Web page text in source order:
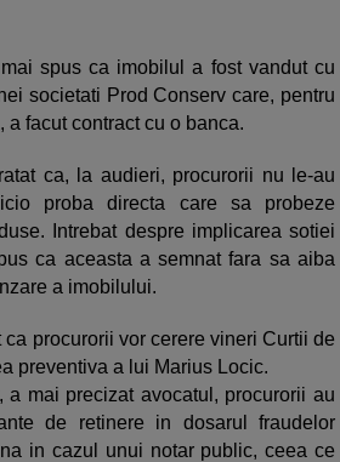
spus ca imobilul a fost vandut cu
societati Prod Conserv care, pentru
facut contract cu o banca.
ca, la audieri, procurorii nu le-au
proba directa care sa probeze
Intrebat despre implicarea sotiei
ca aceasta a semnat fara sa aiba
a imobilului.
procurorii vor cerere vineri Curtii de
preventiva a lui Marius Locic.
a mai precizat avocatul, procurorii au
de retinere in dosarul fraudelor
in cazul unui notar public, ceea ce